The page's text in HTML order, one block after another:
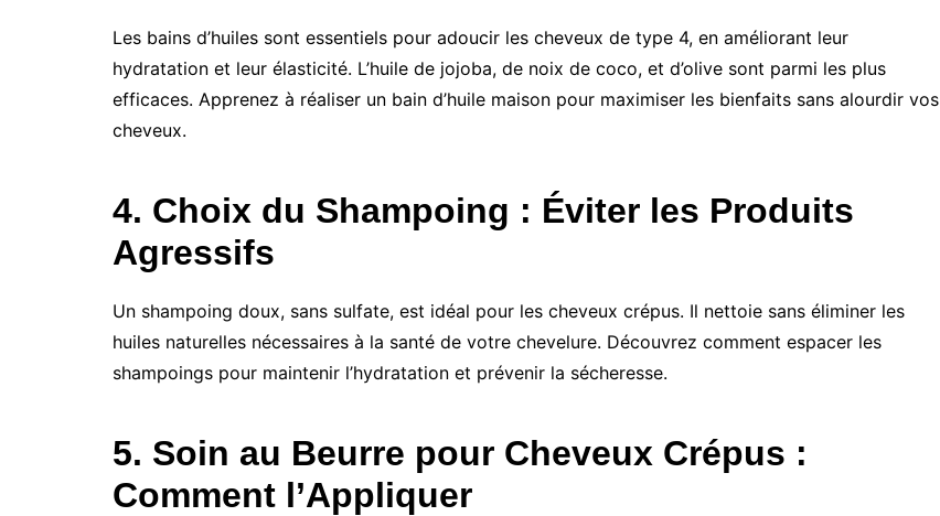
Les bains d’huiles sont essentiels pour adoucir les cheveux de type 4, en améliorant leur
hydratation et leur élasticité. L’huile de jojoba, de noix de coco, et d’olive sont parmi les plus
efficaces. Apprenez à réaliser un bain d’huile maison pour maximiser les bienfaits sans alourdir vos
cheveux.
4. Choix du Shampoing : Éviter les Produits
Agressifs
Un shampoing doux, sans sulfate, est idéal pour les cheveux crépus. Il nettoie sans éliminer les
huiles naturelles nécessaires à la santé de votre chevelure. Découvrez comment espacer les
shampoings pour maintenir l’hydratation et prévenir la sécheresse.
5. Soin au Beurre pour Cheveux Crépus :
Comment l’Appliquer